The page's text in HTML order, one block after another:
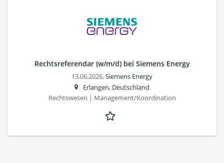
Rechtsreferendar (w/m/d) bei Siemens Energy
13.06.2026,Siemens Energy
Erlangen, Deutschland
Rechtswesen | Management/Koordination